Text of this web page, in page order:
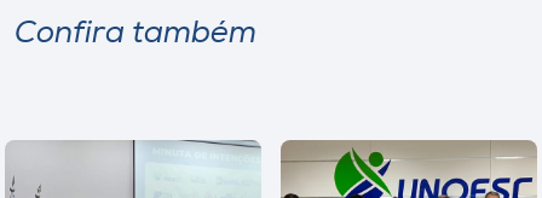
Confira também